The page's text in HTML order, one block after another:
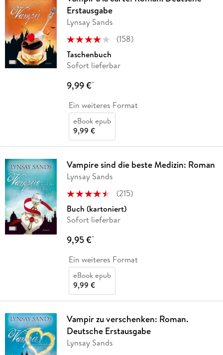
Erstausgabe
Lynsay Sands
(158)
Taschenbuch
Sofort lieferbar
9,99 €*
Ein weiteres Format
eBook epub
9,99 €
Vampire sind die beste Medizin: Roman
Lynsay Sands
(215)
Buch (kartoniert)
Sofort lieferbar
9,95 €*
Ein weiteres Format
eBook epub
9,99 €
Vampir zu verschenken: Roman.
Deutsche Erstausgabe
Lynsay Sands